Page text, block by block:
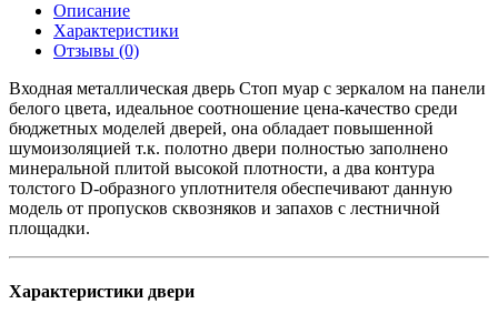
Описание
Характеристики
Отзывы (0)
Входная металлическая дверь Стоп муар с зеркалом на панели
белого цвета, идеальное соотношение цена-качество среди
бюджетных моделей дверей, она обладает повышенной
шумоизоляцией т.к. полотно двери полностью заполнено
минеральной плитой высокой плотности, а два контура
толстого D-образного уплотнителя обеспечивают данную
модель от пропусков сквозняков и запахов с лестничной
площадки.
Характеристики двери